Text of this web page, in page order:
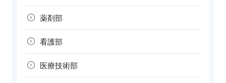
薬剤部
看護部
医療技術部